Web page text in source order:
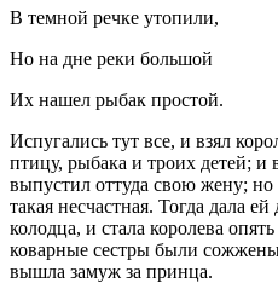
В темной речке утопили,
Но на дне реки большой
Их нашел рыбак простой.
Испугались тут все, и взял
птицу, рыбака и троих детей; и
выпустил оттуда свою жену; но
такая несчастная. Тогда дала
колодца, и стала королева
коварные сестры были
вышла замуж за принца.